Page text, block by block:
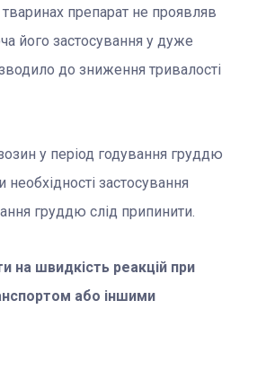
препарат не проявляв
його застосування у дуже
до зниження тривалості
у період годування груддю
застосування
груддю слід припинити.
на швидкість реакцій при
або іншими